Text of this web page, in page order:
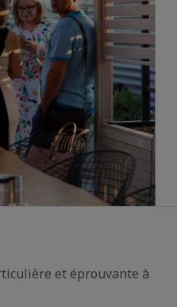
et éprouvante à